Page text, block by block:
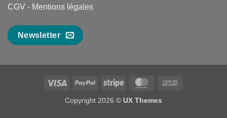
CGV - Mentions légales
Newsletter
Visa PayPal Stripe MasterCard
Copyright 2026 © UX Themes